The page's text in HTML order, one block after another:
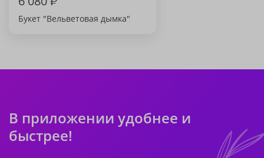
Букет "Вельветовая дымка"
В приложении удобнее и
быстрее!